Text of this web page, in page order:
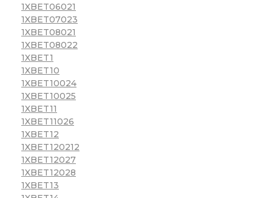
1XBET06021
1XBET07023
1XBET08021
1XBET08022
1XBET1
1XBET10
1XBET10024
1XBET10025
1XBET11
1XBET11026
1XBET12
1XBET120212
1XBET12027
1XBET12028
1XBET13